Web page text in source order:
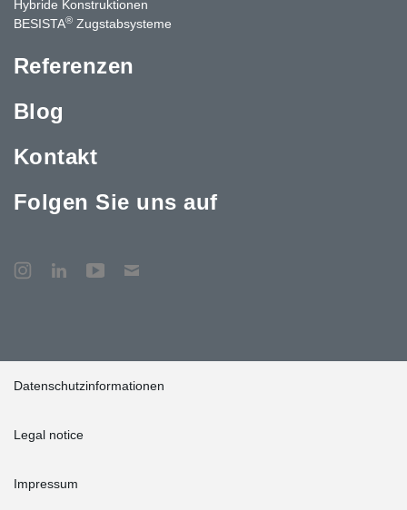
Hybride Konstruktionen
BESISTA® Zugstabsysteme
Referenzen
Blog
Kontakt
Folgen Sie uns auf
Datenschutzinformationen
Legal notice
Impressum